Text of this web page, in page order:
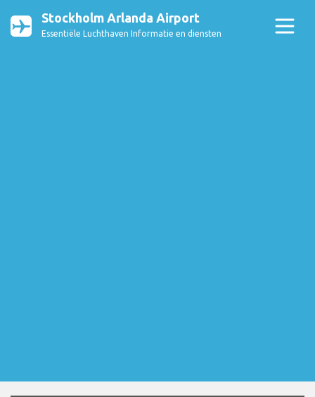
Stockholm Arlanda Airport
Essentiële Luchthaven Informatie en diensten